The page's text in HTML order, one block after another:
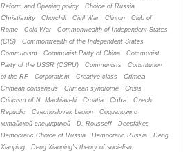
Reform and Opening policy
Choice of Russia
Christianity Churchill Civil War Clinton
Club of
Rome
Cold War
Commonwealth of Independent States
(CIS)
Commonwealth of the Independent States
Communism
Communist Party of China
Communist
Party of the USSR (CSPU)
Communists
Constitution
of the RF
Corporatism Creative class Crimea
Crimean consensus Crimean syndrome Crisis
Criticism of N. Machiavelli Croatia Cuba
Czech
Republic
Czechoslovak Legion
Cоциализм с
китайской спецификой
D. Rousseff
Deepfakes
Democratic Choice of Russia
Democratic Russia
Deng
Xiaoping
Deng Xiaoping's theory of socialism